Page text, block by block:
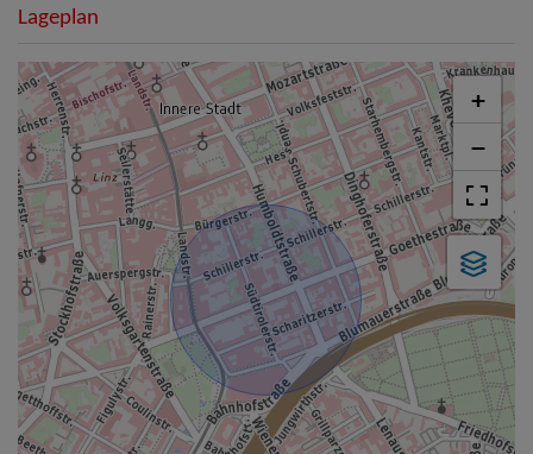
Lageplan
+
−